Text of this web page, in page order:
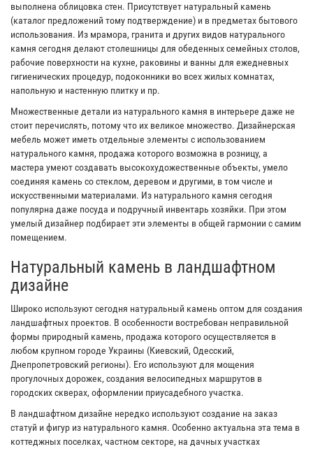
выполнена облицовка стен. Присутствует натуральный камень
(каталог предложений тому подтверждение) и в предметах бытового
использования. Из мрамора, гранита и других видов натурального
камня сегодня делают столешницы для обеденных семейных столов,
рабочие поверхности на кухне, раковины и ванны для ежедневных
гигиенических процедур, подоконники во всех жилых комнатах,
напольную и настенную плитку и пр.
Множественные детали из натурального камня в интерьере даже не
стоит перечислять, потому что их великое множество. Дизайнерская
мебель может иметь отдельные элементы с использованием
натурального камня, продажа которого возможна в розницу, а
мастера умеют создавать высокохудожественные объекты, умело
соединяя камень со стеклом, деревом и другими, в том числе и
искусственными материалами. Из натурального камня сегодня
популярна даже посуда и подручный инвентарь хозяйки. При этом
умелый дизайнер подбирает эти элементы в общей гармонии с самим
помещением.
Натуральный камень в ландшафтном
дизайне
Широко используют сегодня натуральный камень оптом для создания
ландшафтных проектов. В особенности востребован неправильной
формы природный камень, продажа которого осуществляется в
любом крупном городе Украины (Киевский, Одесский,
Днепропетровский регионы). Его используют для мощения
прогулочных дорожек, создания велосипедных маршрутов в
городских скверах, оформлении приусадебного участка.
В ландшафтном дизайне нередко используют создание на заказ
статуй и фигур из натурального камня. Особенно актуальна эта тема в
коттеджных поселках, частном секторе, на дачных участках